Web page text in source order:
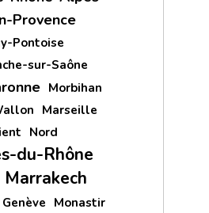
Provence
Pontoise
sur-Saône
Morbihan
Marseille
Nord
du-Rhône
Marrakech
Genève Monastir